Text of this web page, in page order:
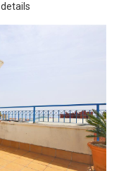
details